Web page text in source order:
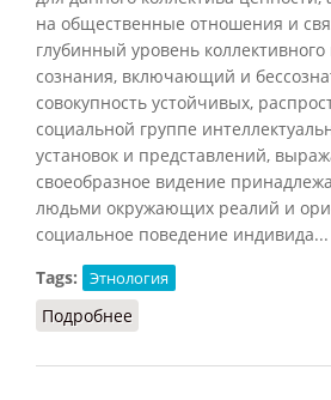
на общественные отношения и
глубинный уровень
сознания, включающий и
совокупность устойчивых,
социальной группе
установок и представлений,
своеобразное видение
людьми окружающих реалий и
социальное поведение индивида...
Tags:
Этнология
Подробнее